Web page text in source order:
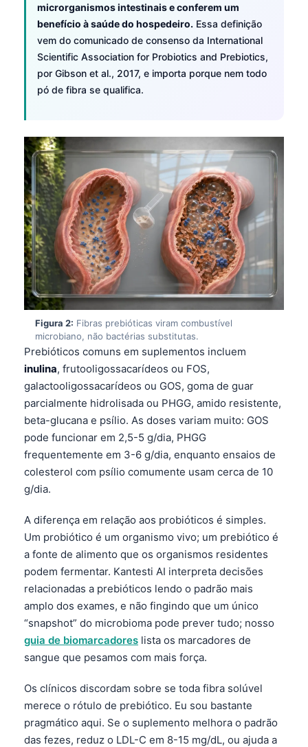
microrganismos intestinais e conferem um
benefício à saúde do hospedeiro. Essa definição
vem do comunicado de consenso da International
Scientific Association for Probiotics and Prebiotics,
por Gibson et al., 2017, e importa porque nem todo
pó de fibra se qualifica.
Figura 2: Fibras prebióticas viram combustível
microbiano, não bactérias substitutas.
Prebióticos comuns em suplementos incluem
inulina, frutooligossacarídeos ou FOS,
galactooligossacarídeos ou GOS, goma de guar
parcialmente hidrolisada ou PHGG, amido resistente,
beta-glucana e psílio. As doses variam muito: GOS
pode funcionar em 2,5-5 g/dia, PHGG
frequentemente em 3-6 g/dia, enquanto ensaios de
colesterol com psílio comumente usam cerca de 10
g/dia.
A diferença em relação aos probióticos é simples.
Um probiótico é um organismo vivo; um prebiótico é
a fonte de alimento que os organismos residentes
podem fermentar. Kantesti AI interpreta decisões
relacionadas a prebióticos lendo o padrão mais
amplo dos exames, e não fingindo que um único
“snapshot” do microbioma pode prever tudo; nosso
guia de biomarcadores lista os marcadores de
sangue que pesamos com mais força.
Os clínicos discordam sobre se toda fibra solúvel
merece o rótulo de prebiótico. Eu sou bastante
pragmático aqui. Se o suplemento melhora o padrão
das fezes, reduz o LDL-C em 8-15 mg/dL, ou ajuda a